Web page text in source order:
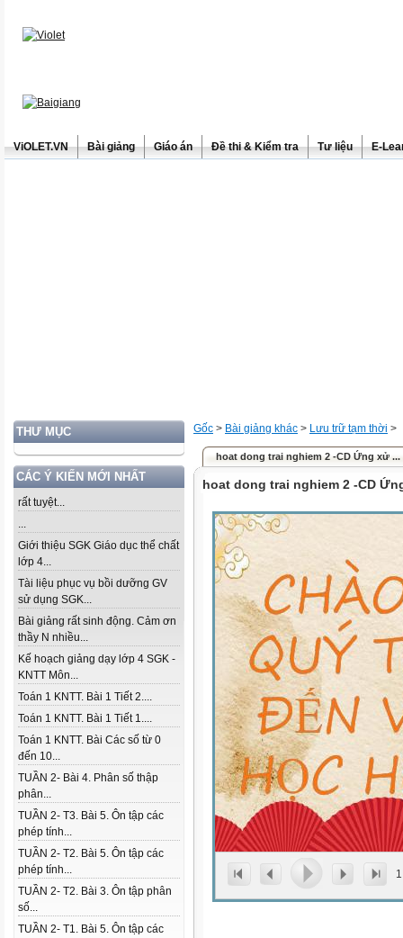
ViOLET.VN Bài giảng Giáo án Đề thi & Kiểm tra Tư liệu E-
THƯ MỤC
CÁC Ý KIẾN MỚI NHẤT
rất tuyệt...
...
Giới thiệu SGK Giáo dục thể chất
lớp 4...
Tài liệu phục vụ bồi dưỡng GV
sử dụng SGK...
Bài giảng rất sinh động. Cảm ơn
thầy N nhiều...
Kế hoạch giảng dạy lớp 4 SGK -
KNTT Môn...
Toán 1 KNTT. Bài 1 Tiết 2....
Toán 1 KNTT. Bài 1 Tiết 1....
Toán 1 KNTT. Bài Các số từ 0
đến 10...
TUẦN 2- Bài 4. Phân số thập
phân...
TUẦN 2- T3. Bài 5. Ôn tập các
phép tính...
TUẦN 2- T2. Bài 5. Ôn tập các
phép tính...
TUẦN 2- T2. Bài 3. Ôn tập phân
số...
TUẦN 2- T1. Bài 5. Ôn tập các
Gốc > Bài giảng khác > Lưu trữ tạm thời >
hoat dong trai nghiem 2 -CD Ứng xử
hoat dong trai nghiem 2 -CD
1